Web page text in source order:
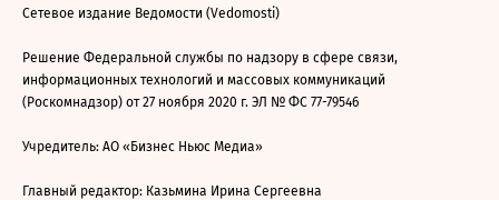
Сетевое издание Ведомости (Vedomosti)
Решение Федеральной службы по надзору в сфере связи,
информационных технологий и массовых коммуникаций
(Роскомнадзор) от 27 ноября 2020 г. ЭЛ № ФС 77-79546
Учредитель: АО «Бизнес Ньюс Медиа»
Главный редактор: Казьмина Ирина Сергеевна